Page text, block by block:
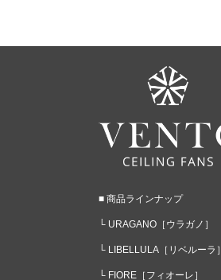
■ 商品ラインナップ
└ URAGANO ［ウラガノ］
└ LIBELLULA ［リベルーラ］
└ FIORE ［フィオーレ］